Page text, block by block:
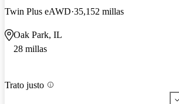
Twin Plus eAWD 35,152 millas
Oak Park, IL
28 millas
Trato justo